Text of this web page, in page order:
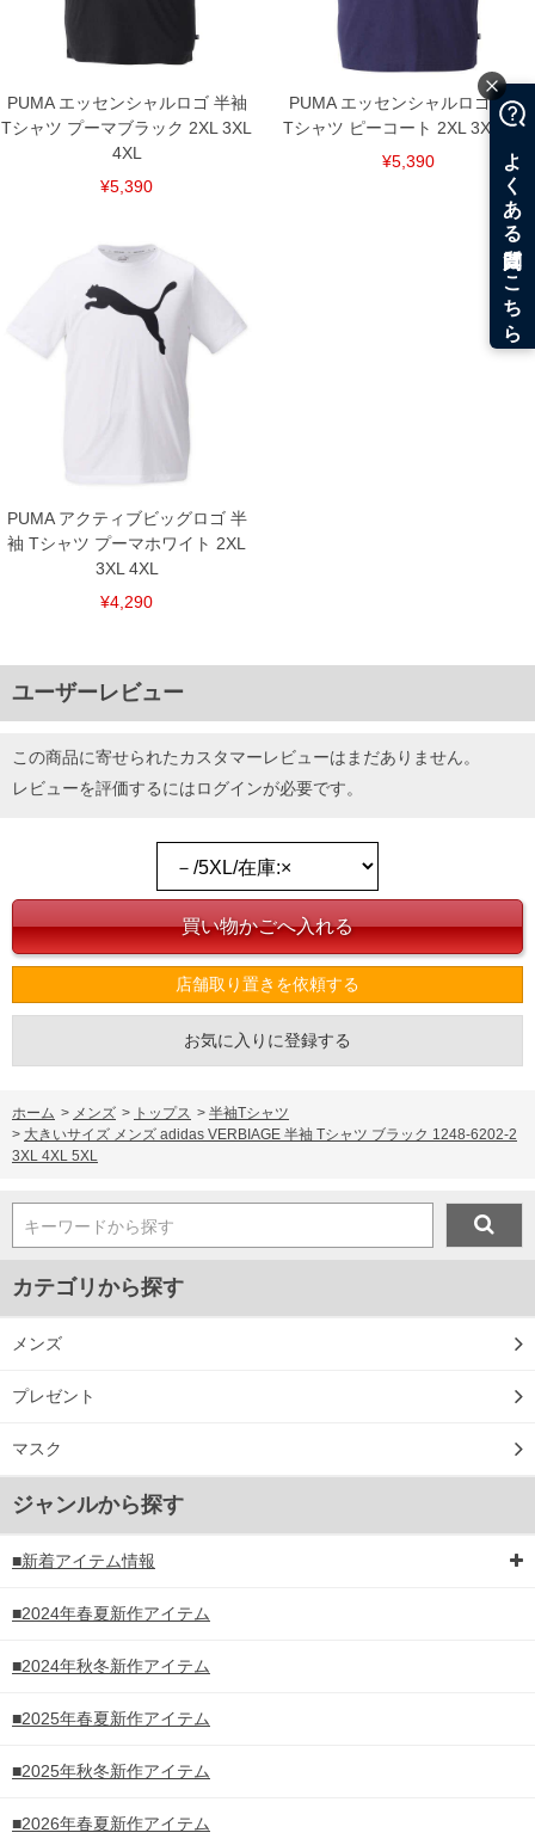
PUMA エッセンシャルロゴ 半袖
Tシャツ プーマブラック 2XL 3XL
4XL
¥5,390
PUMA エッセンシャルロゴ 半袖
Tシャツ ピーコート 2XL 3XL 4XL
¥5,390
PUMA アクティブビッグロゴ 半
袖 Tシャツ プーマホワイト 2XL
3XL 4XL
¥4,290
ユーザーレビュー
この商品に寄せられたカスタマーレビューはまだありません。
レビューを評価するにはログインが必要です。
店舗取り置きを依頼する
お気に入りに登録する
ホーム > メンズ > トップス > 半袖Tシャツ
> 大きいサイズ メンズ adidas VERBIAGE 半袖 Tシャツ ブラック 1248-6202-2
3XL 4XL 5XL
キーワードから探す
カテゴリから探す
メンズ
プレゼント
マスク
ジャンルから探す
■新着アイテム情報
■2024年春夏新作アイテム
■2024年秋冬新作アイテム
■2025年春夏新作アイテム
■2025年秋冬新作アイテム
■2026年春夏新作アイテム